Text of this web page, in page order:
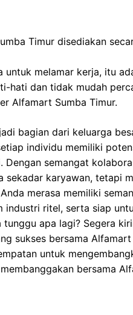
Timur disediakan
melamar kerja, itu
hati dan tidak mudah
Alfamart Sumba Timur.
bagian dari keluarga
individu memiliki
semangat
sekadar karyawan, tetapi
merasa memiliki
industri ritel, serta siap
apa lagi? Segera
sukses bersama
untuk
bersama